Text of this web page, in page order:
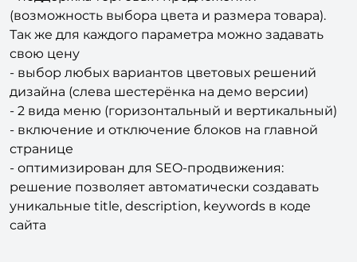
Так же для каждого параметра можно задавать
свою цену
дизайна (слева шестерёнка на демо версии)
- 2 вида меню (горизонтальный и вертикальный)
- включение и отключение блоков на главной
решение позволяет автоматически создавать